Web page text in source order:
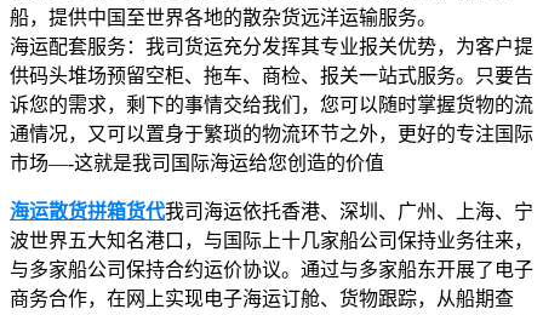
船，提供中国至世界各地的散杂货远洋运输服务。
海运配套服务：我司货运充分发挥其专业报关优势，为客户提
供码头堆场预留空柜、拖车、商检、报关一站式服务。只要告
诉您的需求，剩下的事情交给我们，您可以随时掌握货物的流
通情况，又可以置身于繁琐的物流环节之外，更好的专注国际
市场—-这就是我司国际海运给您创造的价值
海运散货拼箱货代我司海运依托香港、深圳、广州、上海、宁
波世界五大知名港口，与国际上十几家船公司保持业务往来，
与多家船公司保持合约运价协议。通过与多家船东开展了电子
商务合作，在网上实现电子海运订舱、货物跟踪，从船期查